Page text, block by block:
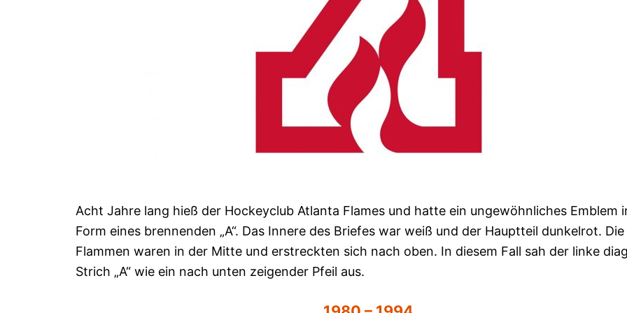
Acht Jahre lang hieß der Hockeyclub Atlanta Flames und hatte ein ungewöhnliches Emblem
Form eines brennenden „A“. Das Innere des Briefes war weiß und der Hauptteil dunkelrot. Die
Flammen waren in der Mitte und erstreckten sich nach oben. In diesem Fall sah der linke
Strich „A“ wie ein nach unten zeigender Pfeil aus.